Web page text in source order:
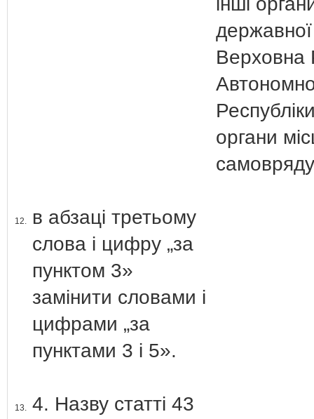
Верховна
органи
12.
в абзаці третьому
слова і цифру „за
пунктом 3»
замінити словами і
цифрами „за
пунктами 3 і 5».
13. 4. Назву статті 43